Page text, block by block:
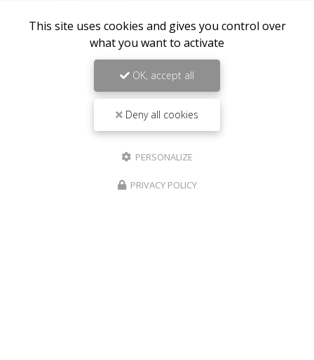
This site uses cookies and gives you control over
what you want to activate
OK, accept all
Deny all cookies
PERSONALIZE
PRIVACY POLICY